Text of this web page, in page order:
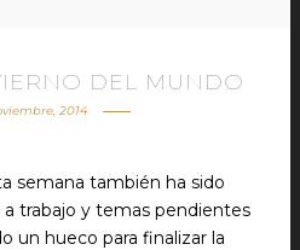
DEL MUNDO
2014
semana también ha sido
trabajo y temas pendientes
un hueco para finalizar la